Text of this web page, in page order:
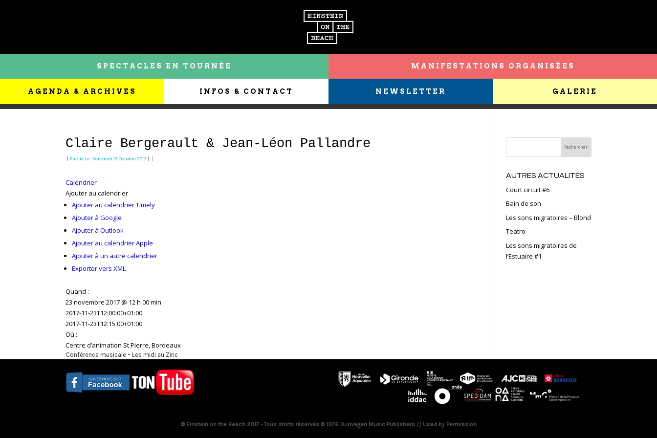
SPECTACLES EN TOURNÉE MANIFESTATIONS ORGANISÉES
AGENDA & ARCHIVES INFOS & CONTACT NEWSLETTER GALERIE
Claire Bergerault & Jean-Léon Pallandre
Publié Le : Vendredi 13 Octobre 2017
Calendrier
Ajouter au calendrier
Ajouter au calendrier Timely
Ajouter à Google
Ajouter à Outlook
Ajouter au calendrier Apple
Ajouter à un autre calendrier
Exporter vers XML
Quand :
23 novembre 2017 @ 12 h 00 min
2017-11-23T12:00:00+01:00
2017-11-23T12:15:00+01:00
Où :
Centre d’animation St Pierre, Bordeaux
Conférence musicale – Les midi au Zinc
AUTRES ACTUALITÉS
Court circuit #6
Bain de son
Les sons migratoires – Blond
Teatro
Les sons migratoires de
l’Estuaire #1
© Einstein on the Beach 2017 - Tous droits réservés © 1976 Dunvagen Music Publishers // Used by Permission